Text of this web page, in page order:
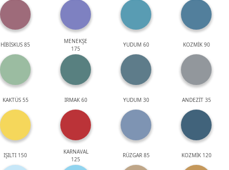
HİBİSKUS 85
MENEKŞE
175
YUDUM 60 KOZMİK 90
KAKTÜS 55 IRMAK 60 YUDUM 30 ANDEZİT 35
IŞILTI 150
KARNAVAL
125
RÜZGAR 85 KOZMİK 120